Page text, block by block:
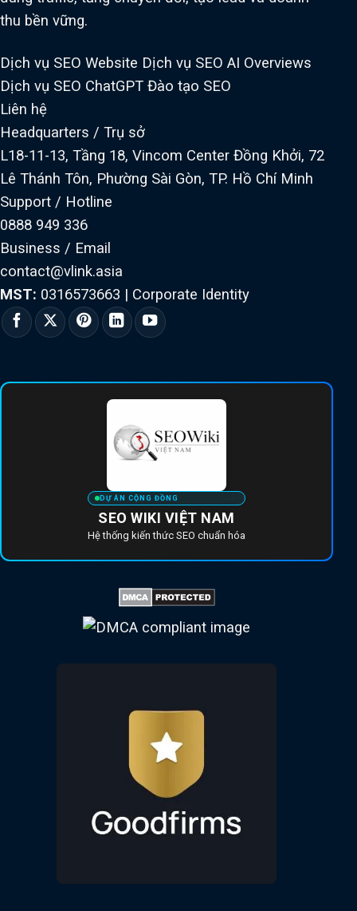
thu bền vững.
Dịch vụ SEO Website Dịch vụ SEO AI Overviews
Dịch vụ SEO ChatGPT Đào tạo SEO
Liên hệ
Headquarters / Trụ sở
L18-11-13, Tầng 18, Vincom Center Đồng Khởi, 72
Lê Thánh Tôn, Phường Sài Gòn, TP. Hồ Chí Minh
Support / Hotline
0888 949 336
Business / Email
contact@vlink.asia
MST: 0316573663 | Corporate Identity
DỰ ÁN CỘNG ĐỒNG
SEO WIKI VIỆT NAM
Hệ thống kiến thức SEO chuẩn hóa